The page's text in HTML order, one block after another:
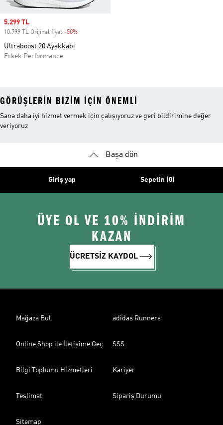
Sale price
5.299 TL
10.799 TL Orijinal fiyat -50%
Ultraboost 20 Ayakkabı
Erkek Performance
GÖRÜŞLERIN BIZIM IÇIN ÖNEMLI
Sana daha iyi hizmet vermek için çalışıyoruz ve geri bildirimine değer
veriyoruz
Başa dön
Giriş yap Sepetin (0)
ÜYE OL VE 10% İNDİRİM
KAZAN
ÜCRETSİZ KAYDOL
Mağaza Bul adidas Runners
Online Shop ile İletişime Geç SSS
Bilgi Toplumu Hizmetleri Kariyer
Teslimat Sipariş Durumu
Sitemap